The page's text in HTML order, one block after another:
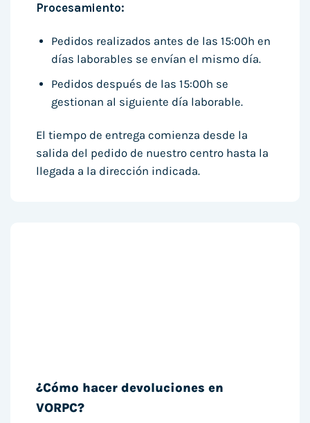
Procesamiento:
Pedidos realizados antes de las 15:00h en
días laborables se envían el mismo día.
Pedidos después de las 15:00h se
gestionan al siguiente día laborable.
El tiempo de entrega comienza desde la
salida del pedido de nuestro centro hasta la
llegada a la dirección indicada.
¿Cómo hacer devoluciones en
VORPC?